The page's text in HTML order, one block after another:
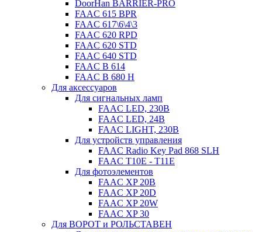
DoorHan BARRIER-PRO
FAAC 615 BPR
FAAC 617\6\4\3
FAAC 620 RPD
FAAC 620 STD
FAAC 640 STD
FAAC B 614
FAAC B 680 H
Для аксессуаров
Для сигнальных ламп
FAAC LED, 230B
FAAC LED, 24B
FAAC LIGHT, 230B
Для устройств управления
FAAC Radio Key Pad 868 SLH
FAAC T10E - T11E
Для фотоэлементов
FAAC XP 20B
FAAC XP 20D
FAAC XP 20W
FAAC XP 30
Для ВОРОТ и РОЛЬСТАВЕН